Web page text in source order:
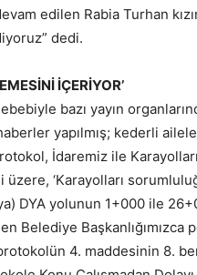
edilen Rabia Turhan
dedi.
İÇERİYOR’
bazı yayın
yapılmış; kederli
İdaremiz ile Karayolları
‘Karayolları
DYA yolunun 1+000 ile
Belediye
4. maddesinin 8.